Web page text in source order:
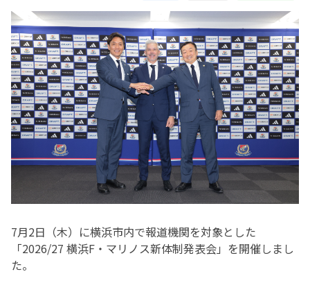
7月2日（木）に横浜市内で報道機関を対象とした
「2026/27 横浜F・マリノス新体制発表会」を開催しまし
た。